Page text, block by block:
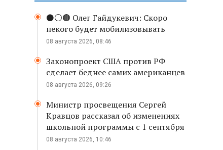
⚫️⚪️🟤 Олег Гайдукевич: Скоро
некого будет мобилизовывать
08 августа 2026, 08:46
Законопроект США против РФ
сделает беднее самих американцев
08 августа 2026, 09:26
Министр просвещения Сергей
Кравцов рассказал об изменениях
школьной программы с 1 сентября
08 августа 2026, 10:46